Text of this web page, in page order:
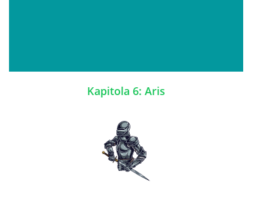
Kapitola 6: Aris